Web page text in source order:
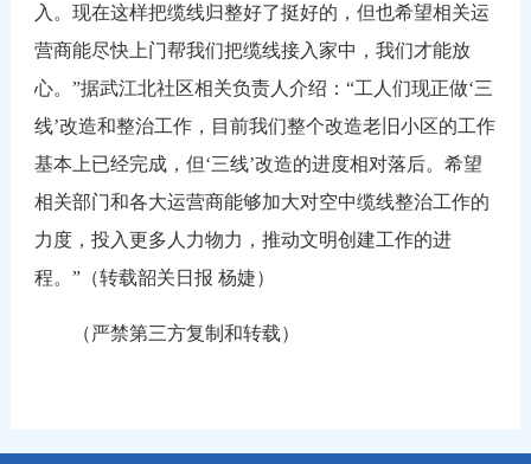
入。现在这样把缆线归整好了挺好的，但也希望相关运
营商能尽快上门帮我们把缆线接入家中，我们才能放
心。”据武江北社区相关负责人介绍：“工人们现正做‘三
线’改造和整治工作，目前我们整个改造老旧小区的工作
基本上已经完成，但‘三线’改造的进度相对落后。希望
相关部门和各大运营商能够加大对空中缆线整治工作的
力度，投入更多人力物力，推动文明创建工作的进
程。”（转载韶关日报 杨婕）
（严禁第三方复制和转载）